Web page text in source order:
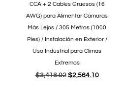
CCA + 2 Cables Gruesos (16
AWG) para Alimentar Cámaras
Más Lejos / 305 Metros (1000
Pies) / Instalación en Exterior /
Uso Industrial para Climas
Extremos
$3,418.92 $2,564.10